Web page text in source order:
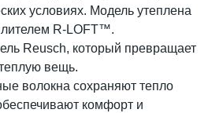
условиях. Модель утеплена
R-LOFT™.
Reusch, который превращает
вещь.
волокна сохраняют тепло
комфорт и